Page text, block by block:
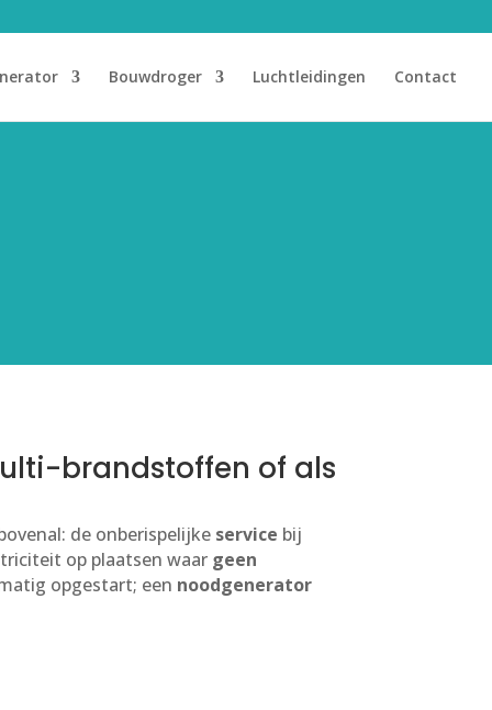
Bouwdroger Luchtleidingen Contact
brandstoffen of als
de onberispelijke service bij
op plaatsen waar geen
opgestart; een noodgenerator